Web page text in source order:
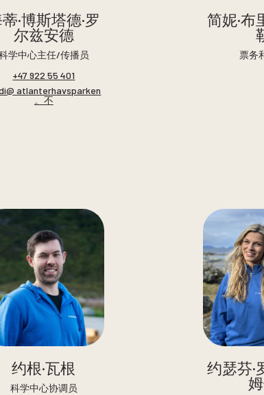
·博斯塔德·罗
尔兹安德
学中心主任/传播员
+47 922 55 401
atlanterhavsparken
。不
简妮·布
票务
约根·瓦根
科学中心协调员
约瑟芬·